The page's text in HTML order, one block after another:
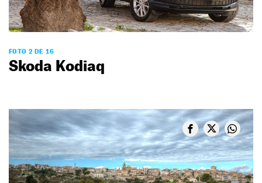
FOTO 2 DE 16
Skoda Kodiaq